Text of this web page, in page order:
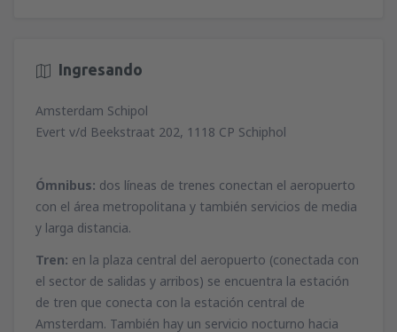
Ingresando
Amsterdam Schipol
Evert v/d Beekstraat 202, 1118 CP Schiphol
Ómnibus: dos líneas de trenes conectan el aeropuerto
con el área metropolitana y también servicios de media
y larga distancia.
Tren: en la plaza central del aeropuerto (conectada con
el sector de salidas y arribos) se encuentra la estación
de tren que conecta con la estación central de
Amsterdam. También hay un servicio nocturno hacia